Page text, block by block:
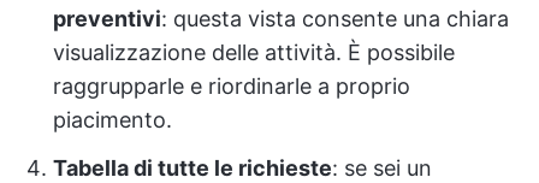
preventivi: questa vista consente una chiara
visualizzazione delle attività. È possibile
raggrupparle e riordinarle a proprio
piacimento.
Tabella di tutte le richieste: se sei un